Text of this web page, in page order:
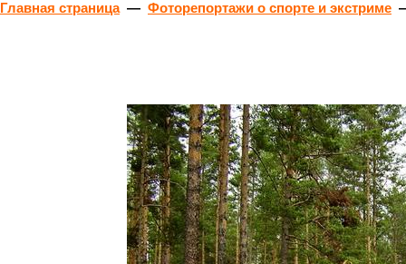
Главная страница— Фоторепортажи о спорте и экстриме